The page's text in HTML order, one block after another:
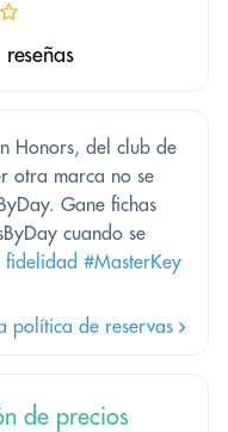
Honors, del club de
otra marca no se
Gane fichas
cuando se
#MasterKey
política de reservas
de precios